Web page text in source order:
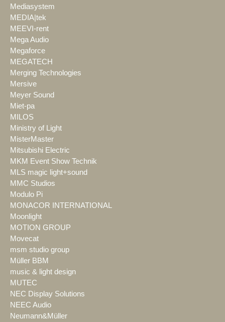
Mediasystem
MEDIA|tek
MEEVI-rent
Mega Audio
Megaforce
MEGATECH
Merging Technologies
Mersive
Meyer Sound
Miet-pa
MILOS
Ministry of Light
MisterMaster
Mitsubishi Electric
MKM Event Show Technik
MLS magic light+sound
MMC Studios
Modulo Pi
MONACOR INTERNATIONAL
Moonlight
MOTION GROUP
Movecat
msm studio group
Müller BBM
music & light design
MUTEC
NEC Display Solutions
NEEC Audio
Neumann&Müller